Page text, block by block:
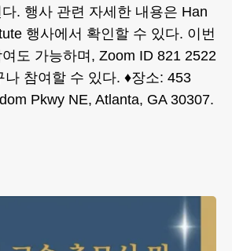
. 행사 관련 자세한 내용은 Han
행사에서 확인할 수 있다. 이번
도 가능하며, Zoom ID 821 2522
나 참여할 수 있다. ♦장소: 453
Pkwy NE, Atlanta, GA 30307.